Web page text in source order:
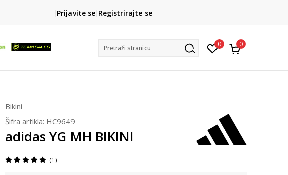
CLICK& COLLECT
besplatno preuzimanje u trgovini
Prijavite se Registrirajte se
Pretraži stranicu 0 0
Bikini
Šifra artikla: HC9649
adidas YG MH BIKINI
1